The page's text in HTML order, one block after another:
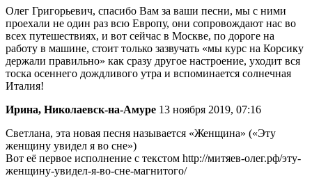
Олег Григорьевич, спасибо Вам за ваши песни, мы с ними
проехали не один раз всю Европу, они сопровождают нас во
всех путешествиях, и вот сейчас в Москве, по дороге на
работу в машине, стоит только зазвучать «мы курс на Корсику
держали правильно» как сразу другое настроение, уходит вся
тоска осеннего дождливого утра и вспоминается солнечная
Италия!
Ирина, Николаевск-на-Амуре 13 ноября 2019, 07:16
Светлана, эта новая песня называется «Женщина» («Эту
женщину увидел я во сне»)
Вот её первое исполнение с текстом http://митяев-олег.рф/эту-
женщину-увидел-я-во-сне-магнитого/